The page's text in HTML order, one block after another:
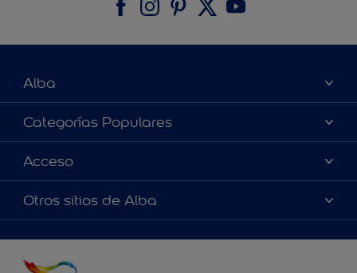
Alba
Acerca de nosotros
Contactános
Encontrár una pinturería
Categorías Populares
Colores
Productos
Inspiraciones
Acceso
Accesibilidad
Precisión del color
Otros sitios de Alba